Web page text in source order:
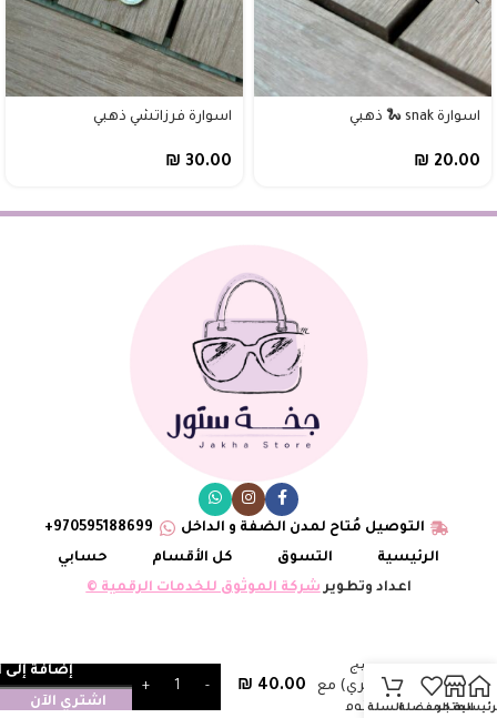
اسوارة snak 🐍 ذهبي
₪ 20.00
اسوارة فرزاتشي ذهبي
₪ 30.00
التوصيل مُتاح لمدن الضفة و الداخل
970595188699+
الرئيسية
التسوق كل الأقسام
حسابي
اعداد وتطويرشركة الموثوق للخدمات الرقمية ©
حزام ysl بيج
(شعار دائري) مع
علبة مختوم
₪ 40.00
إضافة
اشتري الآن
المتجرالمفضلةالسلة